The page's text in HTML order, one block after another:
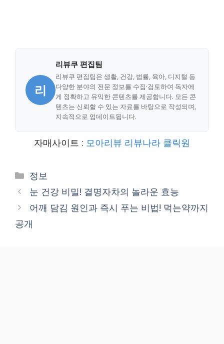
리
리뷰쿠 편집팀
리뷰쿠 편집팀은 생활, 건강, 법률, 육아, 디지털 등
다양한 분야의 전문 정보를 수집·검토하여 독자에
게 정확하고 유익한 콘텐츠를 제공합니다. 모든 콘
텐츠는 신뢰할 수 있는 자료를 바탕으로 작성되며,
지속적으로 업데이트됩니다.
자매사이트 : 모아리뷰 리뷰나라 클릭원
Categories
정보
눈 건강 비밀! 결명자차의 놀라운 효능
어깨 담김 원인과 즉시 푸는 비법! 먹는약까지
공개